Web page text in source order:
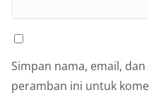
Simpan nama, email,
peramban ini untuk